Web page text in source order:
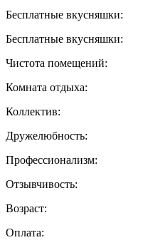
Бесплатные вкусняшки:
Бесплатные вкусняшки:
Чистота помещений:
Комната отдыха:
Коллектив:
Дружелюбность:
Профессионализм:
Отзывчивость:
Возраст:
Оплата: